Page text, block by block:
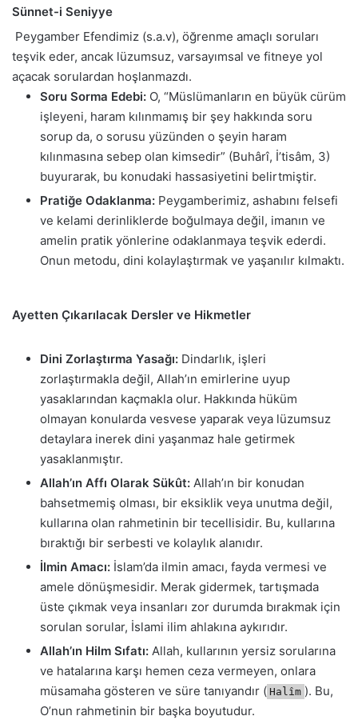
Sünnet-i Seniyye
Peygamber Efendimiz (s.a.v), öğrenme amaçlı soruları
teşvik eder, ancak lüzumsuz, varsayımsal ve fitneye yol
açacak sorulardan hoşlanmazdı.
Soru Sorma Edebi: O, “Müslümanların en büyük cürüm
işleyeni, haram kılınmamış bir şey hakkında soru
sorup da, o sorusu yüzünden o şeyin haram
kılınmasına sebep olan kimsedir” (Buhârî, İ’tisâm, 3)
buyurarak, bu konudaki hassasiyetini belirtmiştir.
Pratiğe Odaklanma: Peygamberimiz, ashabını felsefi
ve kelami derinliklerde boğulmaya değil, imanın ve
amelin pratik yönlerine odaklanmaya teşvik ederdi.
Onun metodu, dini kolaylaştırmak ve yaşanılır kılmaktı.
Ayetten Çıkarılacak Dersler ve Hikmetler
Dini Zorlaştırma Yasağı: Dindarlık, işleri
zorlaştırmakla değil, Allah’ın emirlerine uyup
yasaklarından kaçmakla olur. Hakkında hüküm
olmayan konularda vesvese yaparak veya lüzumsuz
detaylara inerek dini yaşanmaz hale getirmek
yasaklanmıştır.
Allah’ın Affı Olarak Sükût: Allah’ın bir konudan
bahsetmemiş olması, bir eksiklik veya unutma değil,
kullarına olan rahmetinin bir tecellisidir. Bu, kullarına
bıraktığı bir serbesti ve kolaylık alanıdır.
İlmin Amacı: İslam’da ilmin amacı, fayda vermesi ve
amele dönüşmesidir. Merak gidermek, tartışmada
üste çıkmak veya insanları zor durumda bırakmak için
sorulan sorular, İslami ilim ahlakına aykırıdır.
Allah’ın Hilm Sıfatı: Allah, kullarının yersiz sorularına
ve hatalarına karşı hemen ceza vermeyen, onlara
müsamaha gösteren ve süre tanıyandır ( Halîm ). Bu,
O’nun rahmetinin bir başka boyutudur.